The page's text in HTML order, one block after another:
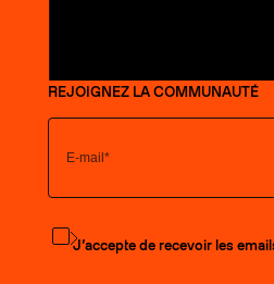
REJOIGNEZ LA COMMUNAUTÉ
S'abonner à la newsletter
J’accepte de recevoir les